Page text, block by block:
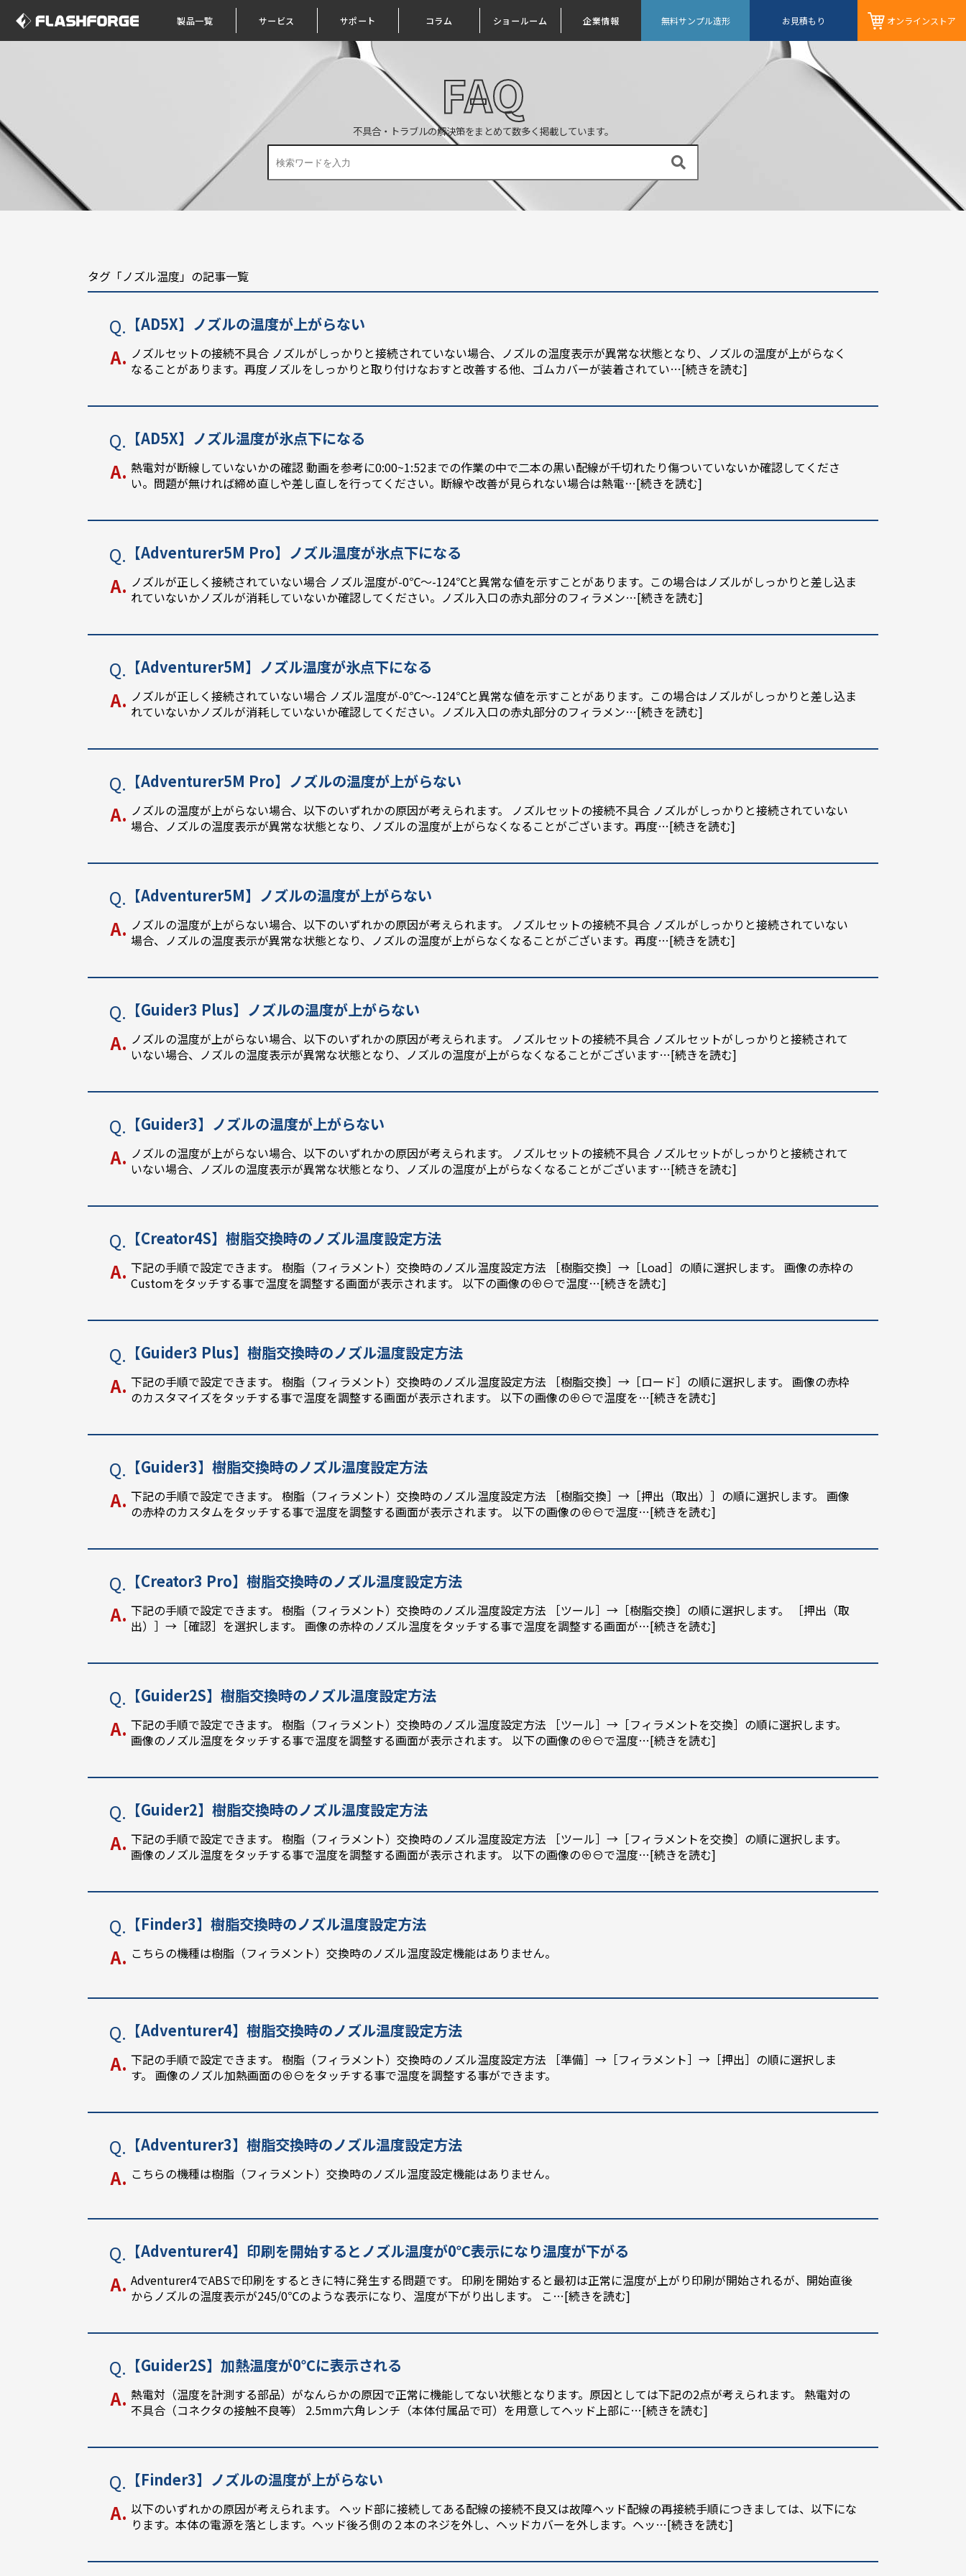
製品一覧 サービス サポート コラム ショールーム 企業情報 無料サンプル造形 お見積もり オンラインストア
FAQ
不具合・トラブルの解決策をまとめて数多く掲載しています。
タグ「ノズル温度」の記事一覧
【AD5X】ノズルの温度が上がらない
ノズルセットの接続不具合 ノズルがしっかりと接続されていない場合、ノズルの温度表示が異常な状態となり、ノズルの温度が上がらなく
なることがあります。再度ノズルをしっかりと取り付けなおすと改善する他、ゴムカバーが装着されてい…[続きを読む]
【AD5X】ノズル温度が氷点下になる
熱電対が断線していないかの確認 動画を参考に0:00~1:52までの作業の中で二本の黒い配線が千切れたり傷ついていないか確認してくださ
い。問題が無ければ締め直しや差し直しを行ってください。断線や改善が見られない場合は熱電…[続きを読む]
【Adventurer5M Pro】ノズル温度が氷点下になる
ノズルが正しく接続されていない場合 ノズル温度が-0℃～-124℃と異常な値を示すことがあります。この場合はノズルがしっかりと差し込ま
れていないかノズルが消耗していないか確認してください。ノズル入口の赤丸部分のフィラメン…[続きを読む]
【Adventurer5M】ノズル温度が氷点下になる
ノズルが正しく接続されていない場合 ノズル温度が-0℃～-124℃と異常な値を示すことがあります。この場合はノズルがしっかりと差し込ま
れていないかノズルが消耗していないか確認してください。ノズル入口の赤丸部分のフィラメン…[続きを読む]
【Adventurer5M Pro】ノズルの温度が上がらない
ノズルの温度が上がらない場合、以下のいずれかの原因が考えられます。 ノズルセットの接続不具合 ノズルがしっかりと接続されていない
場合、ノズルの温度表示が異常な状態となり、ノズルの温度が上がらなくなることがございます。再度…[続きを読む]
【Adventurer5M】ノズルの温度が上がらない
ノズルの温度が上がらない場合、以下のいずれかの原因が考えられます。 ノズルセットの接続不具合 ノズルがしっかりと接続されていない
場合、ノズルの温度表示が異常な状態となり、ノズルの温度が上がらなくなることがございます。再度…[続きを読む]
【Guider3 Plus】ノズルの温度が上がらない
ノズルの温度が上がらない場合、以下のいずれかの原因が考えられます。 ノズルセットの接続不具合 ノズルセットがしっかりと接続されて
いない場合、ノズルの温度表示が異常な状態となり、ノズルの温度が上がらなくなることがございます…[続きを読む]
【Guider3】ノズルの温度が上がらない
ノズルの温度が上がらない場合、以下のいずれかの原因が考えられます。 ノズルセットの接続不具合 ノズルセットがしっかりと接続されて
いない場合、ノズルの温度表示が異常な状態となり、ノズルの温度が上がらなくなることがございます…[続きを読む]
【Creator4S】樹脂交換時のノズル温度設定方法
下記の手順で設定できます。 樹脂（フィラメント）交換時のノズル温度設定方法 ［樹脂交換］→［Load］の順に選択します。 画像の赤枠の
Customをタッチする事で温度を調整する画面が表示されます。 以下の画像の⊕⊖で温度…[続きを読む]
【Guider3 Plus】樹脂交換時のノズル温度設定方法
下記の手順で設定できます。 樹脂（フィラメント）交換時のノズル温度設定方法 ［樹脂交換］→［ロード］の順に選択します。 画像の赤枠
のカスタマイズをタッチする事で温度を調整する画面が表示されます。 以下の画像の⊕⊖で温度を…[続きを読む]
【Guider3】樹脂交換時のノズル温度設定方法
下記の手順で設定できます。 樹脂（フィラメント）交換時のノズル温度設定方法 ［樹脂交換］→［押出（取出）］の順に選択します。 画像
の赤枠のカスタムをタッチする事で温度を調整する画面が表示されます。 以下の画像の⊕⊖で温度…[続きを読む]
【Creator3 Pro】樹脂交換時のノズル温度設定方法
下記の手順で設定できます。 樹脂（フィラメント）交換時のノズル温度設定方法 ［ツール］→［樹脂交換］の順に選択します。 ［押出（取
出）］→［確認］を選択します。 画像の赤枠のノズル温度をタッチする事で温度を調整する画面が…[続きを読む]
【Guider2S】樹脂交換時のノズル温度設定方法
下記の手順で設定できます。 樹脂（フィラメント）交換時のノズル温度設定方法 ［ツール］→［フィラメントを交換］の順に選択します。
画像のノズル温度をタッチする事で温度を調整する画面が表示されます。 以下の画像の⊕⊖で温度…[続きを読む]
【Guider2】樹脂交換時のノズル温度設定方法
下記の手順で設定できます。 樹脂（フィラメント）交換時のノズル温度設定方法 ［ツール］→［フィラメントを交換］の順に選択します。
画像のノズル温度をタッチする事で温度を調整する画面が表示されます。 以下の画像の⊕⊖で温度…[続きを読む]
【Finder3】樹脂交換時のノズル温度設定方法
こちらの機種は樹脂（フィラメント）交換時のノズル温度設定機能はありません。
【Adventurer4】樹脂交換時のノズル温度設定方法
下記の手順で設定できます。 樹脂（フィラメント）交換時のノズル温度設定方法 ［準備］→［フィラメント］→［押出］の順に選択しま
す。 画像のノズル加熱画面の⊕⊖をタッチする事で温度を調整する事ができます。
【Adventurer3】樹脂交換時のノズル温度設定方法
こちらの機種は樹脂（フィラメント）交換時のノズル温度設定機能はありません。
【Adventurer4】印刷を開始するとノズル温度が0℃表示になり温度が下がる
Adventurer4でABSで印刷をするときに特に発生する問題です。 印刷を開始すると最初は正常に温度が上がり印刷が開始されるが、開始直後
からノズルの温度表示が245/0℃のような表示になり、温度が下がり出します。 こ…[続きを読む]
【Guider2S】加熱温度が0℃に表示される
熱電対（温度を計測する部品）がなんらかの原因で正常に機能してない状態となります。原因としては下記の2点が考えられます。 熱電対の
不具合（コネクタの接触不良等） 2.5mm六角レンチ（本体付属品で可）を用意してヘッド上部に…[続きを読む]
【Finder3】ノズルの温度が上がらない
以下のいずれかの原因が考えられます。 ヘッド部に接続してある配線の接続不良又は故障ヘッド配線の再接続手順につきましては、以下にな
ります。本体の電源を落とします。ヘッド後ろ側の２本のネジを外し、ヘッドカバーを外します。ヘッ…[続きを読む]